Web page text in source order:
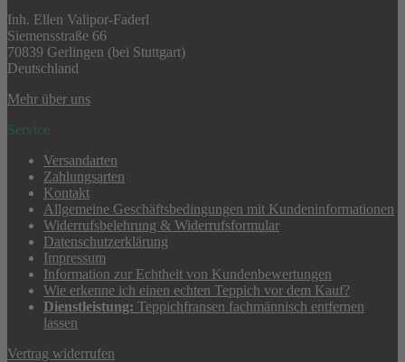
Inh. Ellen Valipor-Faderl
Siemensstraße 66
70839 Gerlingen (bei Stuttgart)
Deutschland
Mehr über uns
Service
Versandarten
Zahlungsarten
Kontakt
Allgemeine Geschäftsbedingungen mit Kundeninformationen
Widerrufsbelehrung & Widerrufsformular
Datenschutzerklärung
Impressum
Information zur Echtheit von Kundenbewertungen
Wie erkenne ich einen echten Teppich vor dem Kauf?
Dienstleistung: Teppichfransen fachmännisch entfernen
lassen
Vertrag widerrufen